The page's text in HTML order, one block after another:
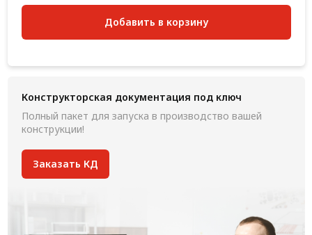
Добавить в корзину
Конструкторская документация под ключ
Полный пакет для запуска в производство вашей
конструкции!
Заказать КД